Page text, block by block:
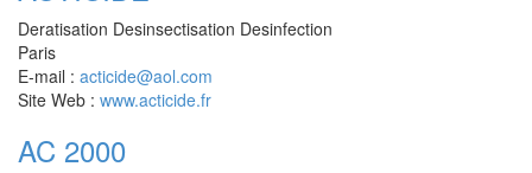
Deratisation Desinsectisation Desinfection
Paris
E-mail : acticide@aol.com
Site Web : www.acticide.fr
AC 2000